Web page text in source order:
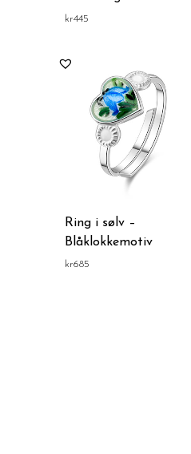
kr445
Ring i sølv –
Blåklokkemotiv
kr685